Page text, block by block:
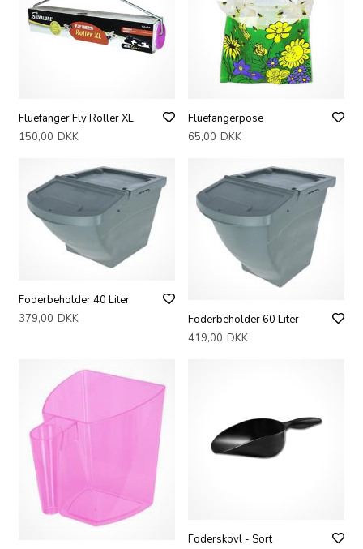
Fluefanger Fly Roller XL
150,00 DKK
Fluefangerpose
65,00 DKK
Foderbeholder 40 Liter
379,00 DKK
Foderbeholder 60 Liter
419,00 DKK
Foderskovl - Sort